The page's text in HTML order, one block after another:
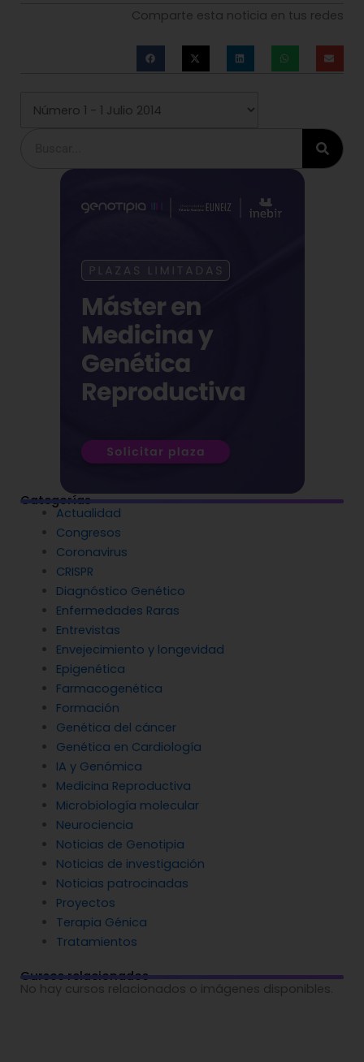
Comparte esta noticia en tus redes
Categorías
Actualidad
Congresos
Coronavirus
CRISPR
Diagnóstico Genético
Enfermedades Raras
Entrevistas
Envejecimiento y longevidad
Epigenética
Farmacogenética
Formación
Genética del cáncer
Genética en Cardiología
IA y Genómica
Medicina Reproductiva
Microbiología molecular
Neurociencia
Noticias de Genotipia
Noticias de investigación
Noticias patrocinadas
Proyectos
Terapia Génica
Tratamientos
Cursos relacionados
No hay cursos relacionados o imágenes disponibles.